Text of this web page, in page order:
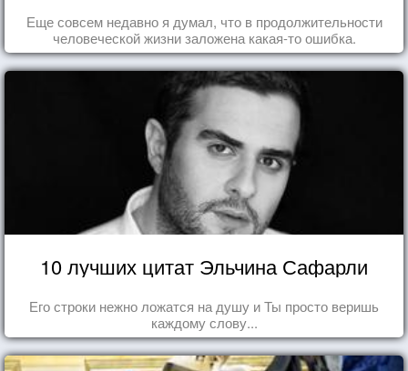
Еще совсем недавно я думал, что в продолжительности
человеческой жизни заложена какая-то ошибка.
10 лучших цитат Эльчина Сафарли
Его строки нежно ложатся на душу и Ты просто веришь
каждому слову...